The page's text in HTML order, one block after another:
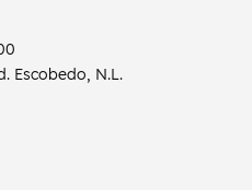
Escobedo, N.L.